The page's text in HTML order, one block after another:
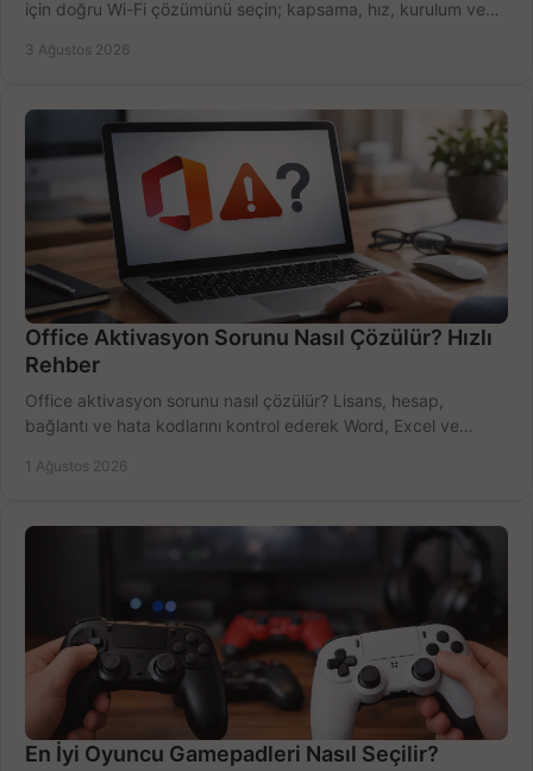
için doğru Wi-Fi çözümünü seçin; kapsama, hız, kurulum ve
3 Ağustos 2026
Office Aktivasyon Sorunu Nasıl Çözülür? Hızlı
Rehber
Office aktivasyon sorunu nasıl çözülür? Lisans, hesap,
bağlantı ve hata kodlarını kontrol ederek Word, Excel ve
1 Ağustos 2026
En İyi Oyuncu Gamepadleri Nasıl Seçilir?